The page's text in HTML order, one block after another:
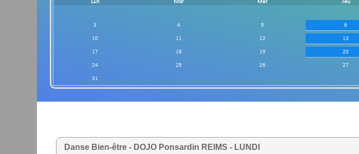
Lun Mar Mer Jeu
3
4 5 6
10
11 12 13
17
18 19 20
24
25 26 27
31
Danse Bien-être - DOJO Ponsardin REIMS - LUNDI